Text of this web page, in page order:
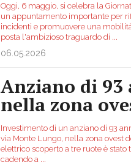
Oggi, 6 maggio, si celebra la
un appuntamento importante per
incidenti e promuovere una
posta l'ambizioso traguardo di
06.05.2026
Anziano di
nella zona
Investimento di un anziano di 93
via Monte Lungo, nella zona ovest
elettrico scoperto a tre ruote è
cadendo a